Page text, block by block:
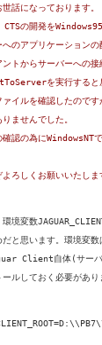
話になっております。
の開発をWindows95
へのアプリケーション
ントからサーバーへの接
を実行すると
ァイルを確認したので
ませんでした。
確認の為にWindowsNT
よろしくお願いいたしま
環境変数
だと思います。環境変
Client自体(サ
ルしておく必要があり